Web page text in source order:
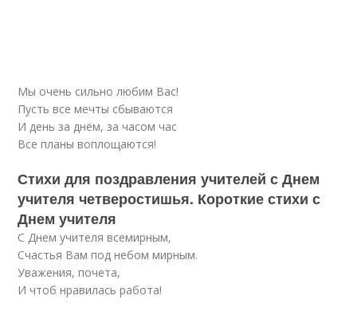
Мы очень сильно любим Вас!
Пусть все мечты сбываются
И день за днём, за часом час
Все планы воплощаются!
Стихи для поздравления учителей с Днем
учителя четверостишья. Короткие стихи с
Днем учителя
С Днем учителя всемирным,
Счастья Вам под небом мирным.
Уважения, почета,
И чтоб нравилась работа!